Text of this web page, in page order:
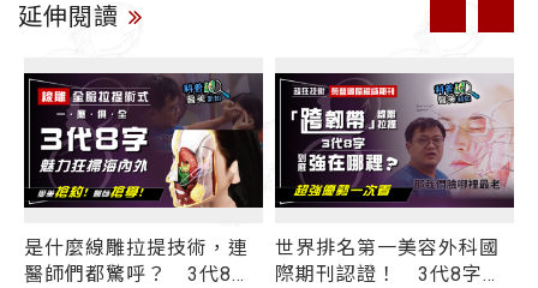
延伸閱讀
線雕拉提技術，連
都驚呼？ 3代8字
世界排名第一美容外科國
際期刊認證！ 3代8字線
3代8字